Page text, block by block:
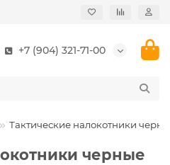
+7 (904) 321-71-00
Тактические налокотники
черные